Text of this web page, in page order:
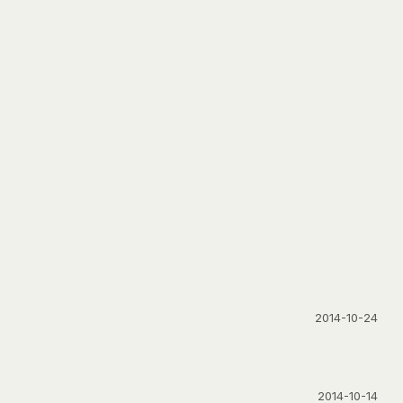
2014-10-24
2014-10-14